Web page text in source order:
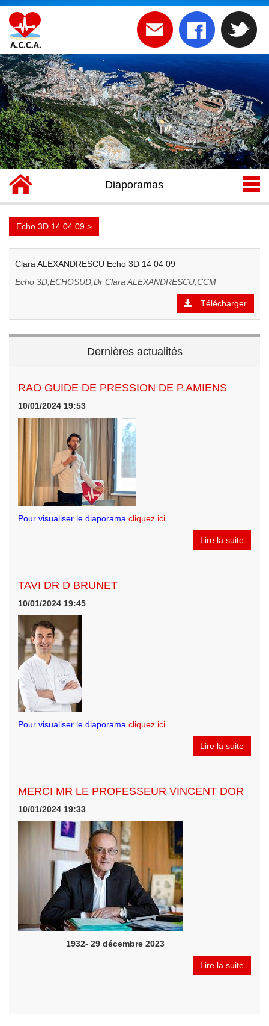
Diaporamas
Echo 3D 14 04 09 >
Clara ALEXANDRESCU Echo 3D 14 04 09
Echo 3D,ECHOSUD,Dr Clara ALEXANDRESCU,CCM
Télécharger
Dernières actualités
RAO GUIDE DE PRESSION DE P.AMIENS
10/01/2024 19:53
Pour visualiser le diaporama cliquez ici
Lire la suite
TAVI DR D BRUNET
10/01/2024 19:45
Pour visualiser le diaporama cliquez ici
Lire la suite
MERCI MR LE PROFESSEUR VINCENT DOR
10/01/2024 19:33
1932- 29 décembre 2023
Lire la suite